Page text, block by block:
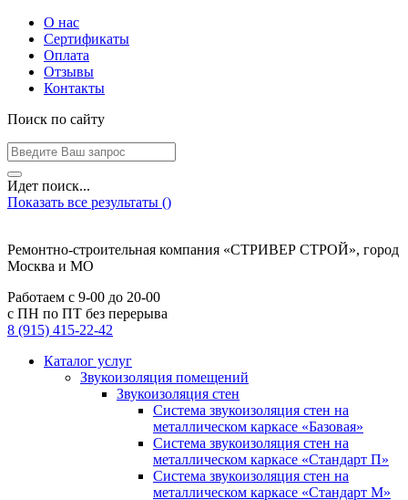
О нас
Сертификаты
Оплата
Отзывы
Контакты
Поиск по сайту
Идет поиск...
Показать все результаты ()
Ремонтно-строительная компания «СТРИВЕР СТРОЙ», город
Москва и МО
Работаем с 9-00 до 20-00
с ПН по ПТ без перерыва
8 (915) 415-22-42
Каталог услуг
Звукоизоляция помещений
Звукоизоляция стен
Система звукоизоляция стен на
металлическом каркасе «Базовая»
Система звукоизоляция стен на
металлическом каркасе «Стандарт П»
Система звукоизоляция стен на
металлическом каркасе «Стандарт М»